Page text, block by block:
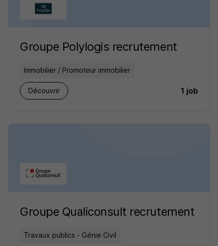
Groupe Polylogis recrutement
Immobilier / Promoteur immobilier
Découvrir 1 job
Groupe Qualiconsult recrutement
Travaux publics - Génie Civil